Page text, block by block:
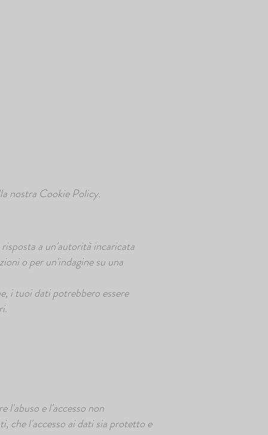
nostra Cookie Policy.
a un'autorità incaricata
o per un'indagine su una
i tuoi dati potrebbero essere
l'abuso e l'accesso non
che l'accesso ai dati sia protetto e